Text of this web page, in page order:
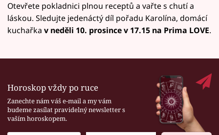
Otevřete pokladnici plnou receptů a vařte s chutí a
láskou. Sledujte jedenáctý díl pořadu Karolína, domácí
kuchařka v neděli 10. prosince v 17.15 na Prima LOVE.
Horoskop vždy po ruce
Zanechte nám váš e-mail a my vám
budeme zasílat pravidelný newsletter s
vaším horoskopem.